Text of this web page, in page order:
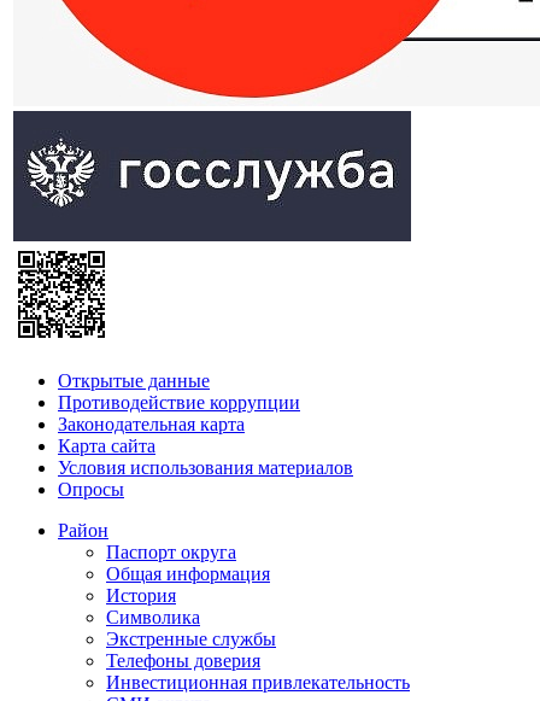
Открытые данные
Противодействие коррупции
Законодательная карта
Карта сайта
Условия использования материалов
Опросы
Район
Паспорт округа
Общая информация
История
Символика
Экстренные службы
Телефоны доверия
Инвестиционная привлекательность